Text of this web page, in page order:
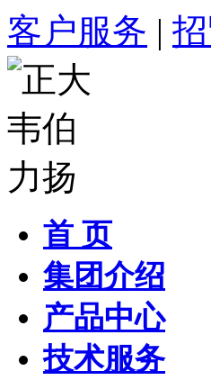
客户服务 |
首 页
集团介绍
产品中心
技术服务